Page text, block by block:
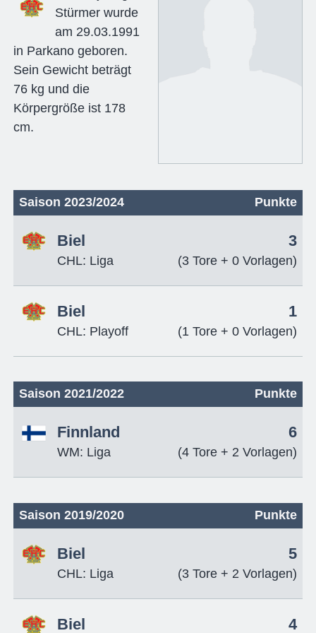
Stürmer wurde
am 29.03.1991
in Parkano geboren.
Sein Gewicht beträgt
76 kg und die
Körpergröße ist 178
cm.
Saison 2023/2024 Punkte
Biel
CHL: Liga
3
(3 Tore + 0 Vorlagen)
Biel
CHL: Playoff
1
(1 Tore + 0 Vorlagen)
Saison 2021/2022 Punkte
Finnland
WM: Liga
6
(4 Tore + 2 Vorlagen)
Saison 2019/2020 Punkte
Biel
CHL: Liga
5
(3 Tore + 2 Vorlagen)
Biel 4